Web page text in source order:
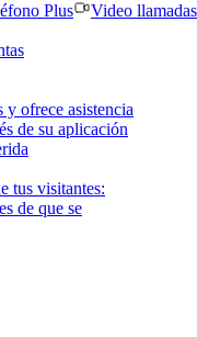
Plus Video llamadas
y ofrece asistencia
de su aplicación
tus visitantes:
de que se